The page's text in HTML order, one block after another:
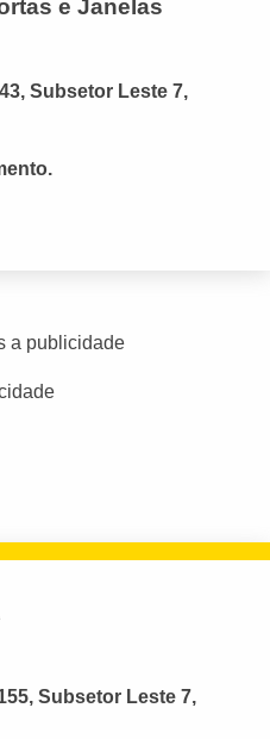
e Janelas
Subsetor Leste 7,
a publicidade
Subsetor Leste 7,